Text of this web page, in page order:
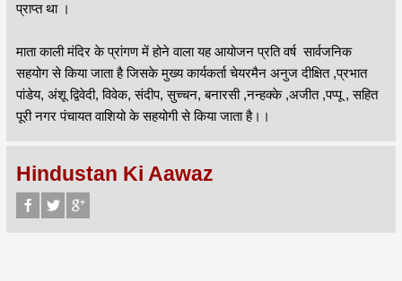
प्राप्त था ।
माता काली मंदिर के प्रांगण में होने वाला यह आयोजन प्रति वर्ष सार्वजनिक
सहयोग से किया जाता है जिसके मुख्य कार्यकर्ता चेयरमैन अनुज दीक्षित ,प्रभात
पांडेय, अंशू द्विवेदी, विवेक, संदीप, सुच्चन, बनारसी ,नन्हक्के ,अजीत ,पप्पू , सहित
पूरी नगर पंचायत वाशियो के सहयोगी से किया जाता है।।
Hindustan Ki Aawaz